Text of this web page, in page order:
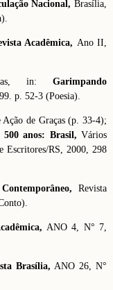
Nacional,Brasília,
Acadêmica, Ano II,
in: Garimpando
p. 52-3 (Poesia).
de Graças (p. 33-4);
500 anos: Brasil,Vários
Escritores/RS, 2000, 298
Revista
ANO 4, N° 7,
Brasília,ANO 26, N°